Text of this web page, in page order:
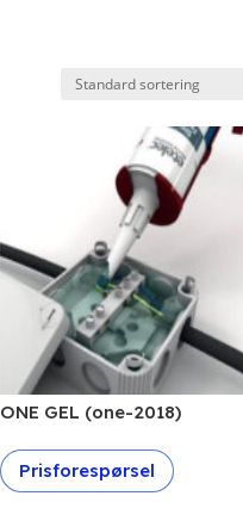
ONE GEL (one-2018)
Prisforespørsel